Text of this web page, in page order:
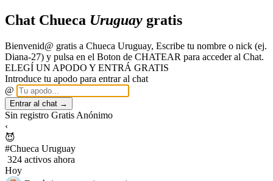
Chat Chueca Uruguay gratis
Bienvenid@ gratis a Chueca Uruguay, Escribe tu nombre o nick (ej.
Diana-27) y pulsa en el Boton de CHATEAR para acceder al Chat.
ELEGÍ UN APODO Y ENTRÁ GRATIS
Introduce tu apodo para entrar al chat
@
Entrar al chat →
Sin registro Gratis Anónimo
‹
😈
#Chueca Uruguay
324 activos ahora
Hoy